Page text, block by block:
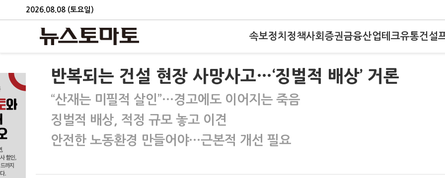
2026.08.08 (토요일)
속보정치 정책사회 증권금융산업테크유통건설
반복되는 건설 현장 사망사고…‘징벌적 배상’ 거론
“산재는 미필적 살인”…경고에도 이어지는 죽음
징벌적 배상, 적정 규모 놓고 이견
안전한 노동환경 만들어야…근본적 개선 필요